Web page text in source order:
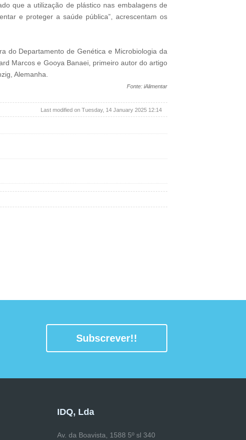
que a utilização de plástico nas embalagens de
e proteger a saúde pública”, acrescentam os
do Departamento de Genética e Microbiologia da
Marcos e Gooya Banaei, primeiro autor do artigo
Alemanha.
Fonte: iAlimentar
Last modified on Tuesday, 14 January 2025 12:14
Subscrever!!
IDQ, Lda
Av. da Boavista, 1588 5º sl 340